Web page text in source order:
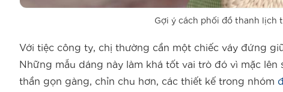
Gợi ý cách phối đồ thanh lịch
Với tiệc công ty, chị thường cần một chiếc váy đứng
Những mẫu dáng này làm khá tốt vai trò đó vì mặc
thần gọn gàng, chỉn chu hơn, các thiết kế trong nhóm